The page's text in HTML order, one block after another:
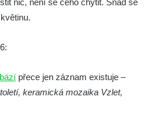
závod Lovosice
Země v areálu
na sídlišti Písečná v
přece jen záznam existuje –
keramická mozaika Vzlet,